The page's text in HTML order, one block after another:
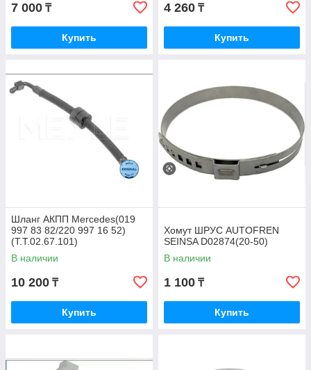
7 000 ₸
Купить
4 260 ₸
Купить
Шланг АКПП Mercedes(019
997 83 82/220 997 16 52)
(T.T.02.67.101)
В наличии
10 200 ₸
Купить
Хомут ШРУС AUTOFREN
SEINSA D02874(20-50)
В наличии
1 100 ₸
Купить